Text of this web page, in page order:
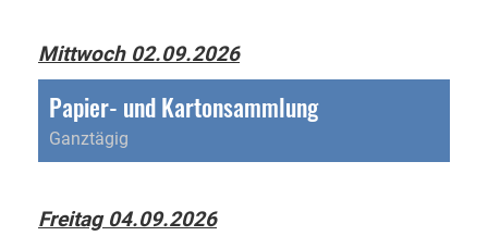
Mittwoch 02.09.2026
Papier- und Kartonsammlung
Ganztägig
Freitag 04.09.2026